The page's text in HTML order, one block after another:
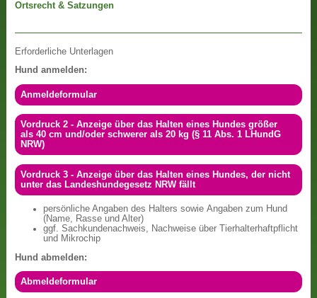
Ortsrecht & Satzungen
Erforderliche Unterlagen
Hund anmelden:
Anmeldeformular
Vordruck 2 - Anzeige über das Halten eines Hundes größer
als 40 cm und/oder schwerer als 20 kg (§ 11 Abs. 1 LHundG
NRW)
Vordruck 3 - Anzeige über das Halten eines Hundes, der nicht
unter das Landeshundegesetz NRW fällt
persönliche Angaben des Halters sowie Angaben zum Hund
(Name, Rasse und Alter)
ggf. Sachkundenachweis, Nachweise über Tierhalterhaftpflicht
und Mikrochip
Hund abmelden:
Abmeldeformular